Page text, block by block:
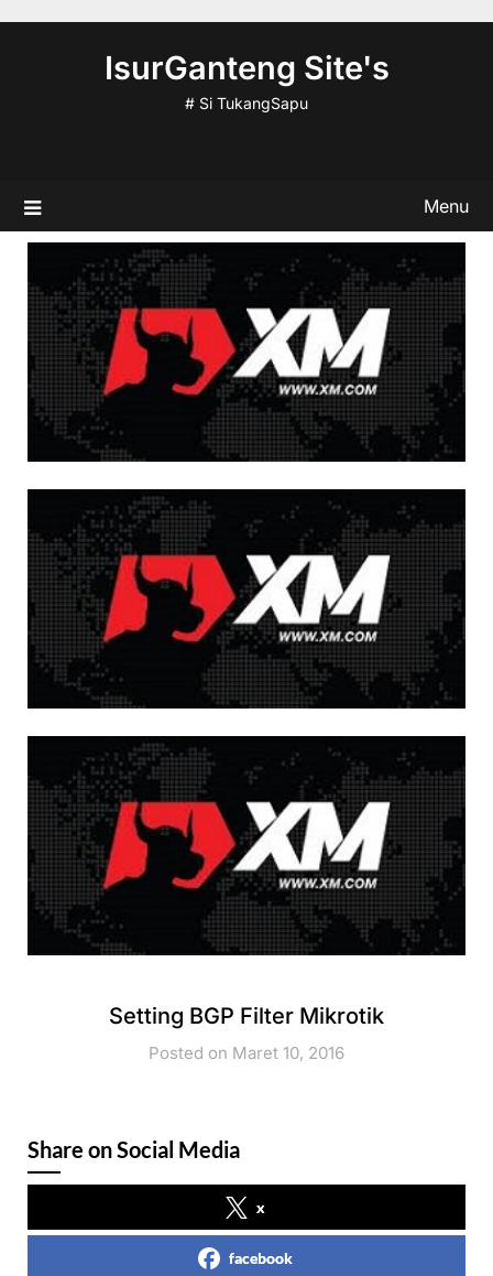
IsurGanteng Site's
# Si TukangSapu
Menu
Setting BGP Filter Mikrotik
Posted on Maret 10, 2016
Share on Social Media
x
facebook